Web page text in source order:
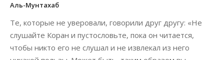
Аль-Мунтахаб
Те, которые не уверовали, говорили друг другу: «Не
слушайте Коран и пустословьте, пока он читается,
чтобы никто его не слушал и не извлекал из него